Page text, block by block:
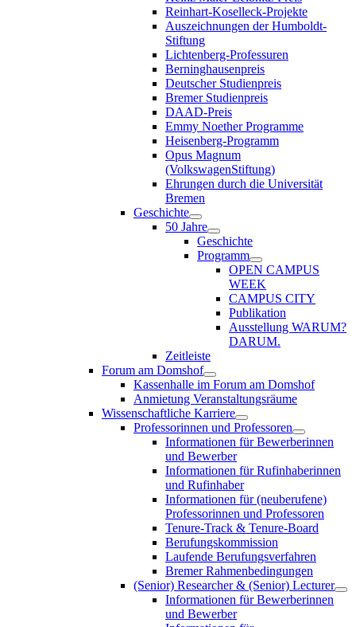
Reinhart-Koselleck-Projekte
Auszeichnungen der Humboldt-
Stiftung
Lichtenberg-Professuren
Berninghausenpreis
Deutscher Studienpreis
Bremer Studienpreis
DAAD-Preis
Emmy Noether Programme
Heisenberg-Programm
Opus Magnum
(VolkswagenStiftung)
Ehrungen durch die Universität
Bremen
Geschichte
50 Jahre
Geschichte
Programm
OPEN CAMPUS
WEEK
CAMPUS CITY
Publikation
Ausstellung WARUM?
DARUM.
Zeitleiste
Forum am Domshof
Kassenhalle im Forum am Domshof
Anmietung Veranstaltungsräume
Wissenschaftliche Karriere
Professorinnen und Professoren
Informationen für Bewerberinnen
und Bewerber
Informationen für Rufinhaberinnen
und Rufinhaber
Informationen für (neuberufene)
Professorinnen und Professoren
Tenure-Track & Tenure-Board
Berufungskommission
Laufende Berufungsverfahren
Bremer Rahmenbedingungen
(Senior) Researcher & (Senior) Lecturer
Informationen für Bewerberinnen
und Bewerber